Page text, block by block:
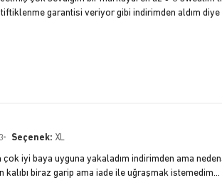
garantisi veriyor gibi indirimden aldım
Seçenek: XL
iyi baya uyguna yakaladım indirimden ama
kalıbı biraz garip ama iade ile uğraşmak